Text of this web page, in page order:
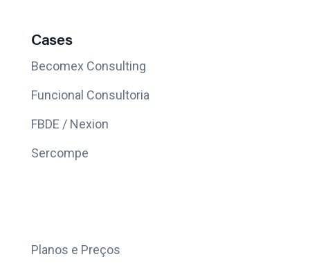
Cases
Becomex Consulting
Funcional Consultoria
FBDE / Nexion
Sercompe
Planos e Preços